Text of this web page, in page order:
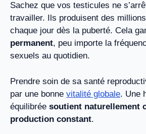
Sachez que vos testicules ne
travailler. Ils produisent des
chaque jour dès la puberté. Cela
permanent, peu importe la
sexuels au quotidien.
Prendre soin de sa santé
par une bonne vitalité globale. Une
équilibrée soutient naturellement
production constant.